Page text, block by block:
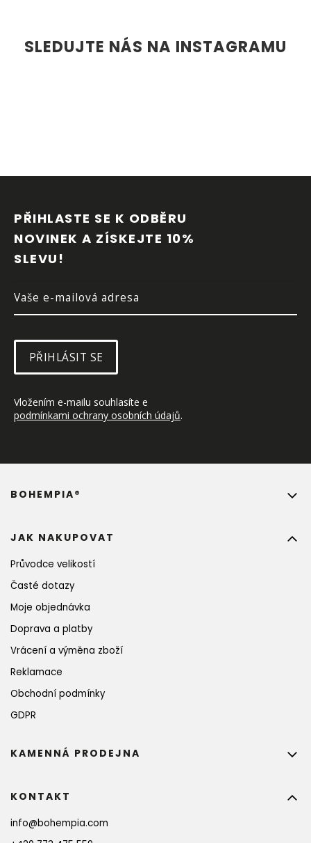
SLEDUJTE NÁS NA INSTAGRAMU
PŘIHLASTE SE K ODBĚRU
NOVINEK A ZÍSKEJTE 10%
SLEVU!
PŘIHLÁSIT SE
Vložením e-mailu souhlasíte e
podmínkami ochrany osobních údajů.
JAK NAKUPOVAT
Průvodce velikostí
Časté dotazy
Moje objednávka
Doprava a platby
Vrácení a výměna zboží
Reklamace
Obchodní podmínky
GDPR
BOHEMPIA®
KONTAKT
info@bohempia.com
KAMENNÁ PRODEJNA